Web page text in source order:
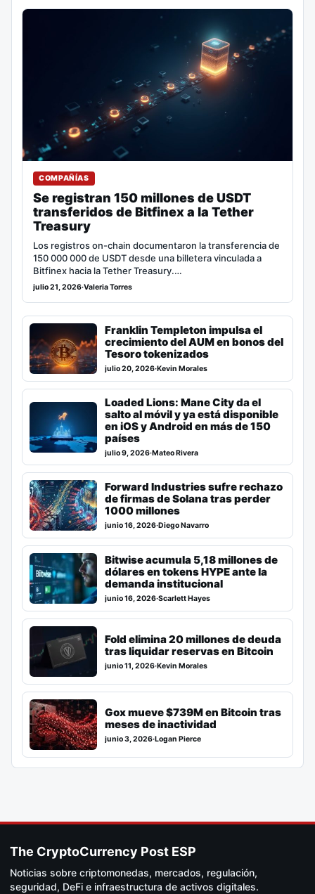
COMPAÑÍAS
Se registran 150 millones de USDT
transferidos de Bitfinex a la Tether
Treasury
Los registros on-chain documentaron la transferencia de
150 000 000 de USDT desde una billetera vinculada a
Bitfinex hacia la Tether Treasury.…
julio 21, 2026·Valeria Torres
Franklin Templeton impulsa el
crecimiento del AUM en bonos del
Tesoro tokenizados
julio 20, 2026·Kevin Morales
Loaded Lions: Mane City da el
salto al móvil y ya está disponible
en iOS y Android en más de 150
países
julio 9, 2026·Mateo Rivera
Forward Industries sufre rechazo
de firmas de Solana tras perder
1000 millones
junio 16, 2026·Diego Navarro
Bitwise acumula 5,18 millones de
dólares en tokens HYPE ante la
demanda institucional
junio 16, 2026·Scarlett Hayes
Fold elimina 20 millones de deuda
tras liquidar reservas en Bitcoin
junio 11, 2026·Kevin Morales
Gox mueve $739M en Bitcoin tras
meses de inactividad
junio 3, 2026·Logan Pierce
The CryptoCurrency Post ESP
Noticias sobre criptomonedas, mercados, regulación,
seguridad, DeFi e infraestructura de activos digitales.